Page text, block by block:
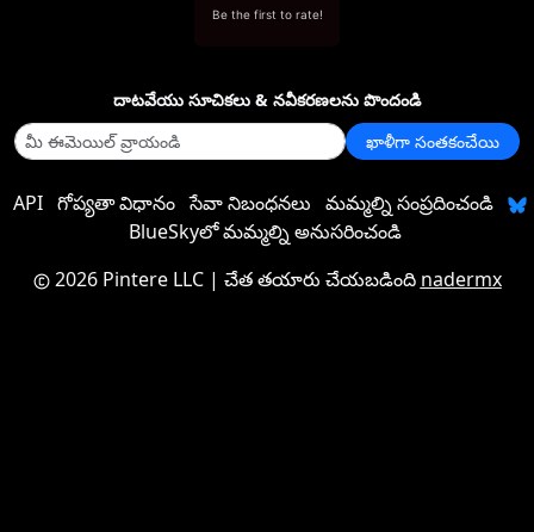
Be the first to rate!
దాటవేయు సూచికలు & నవీకరణలను పొందండి
ఖాళీగా సంతకంచేయి
API గోప్యతా విధానం సేవా నిబంధనలు మమ్మల్ని సంప్రదించండి
BlueSkyలో మమ్మల్ని అనుసరించండి
2026 Pintere LLC| చేత తయారు చేయబడింది nadermx